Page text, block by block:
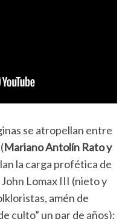
se atropellan entre
Mariano Antolín Rato y
la carga profética de
Lomax III (nieto y
amén de
culto” un par de años);